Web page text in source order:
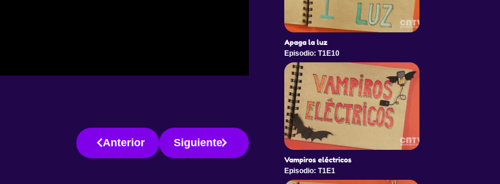
Anterior Siguiente
Apaga la luz
Episodio: T1E10
Vampiros eléctricos
Episodio: T1E1